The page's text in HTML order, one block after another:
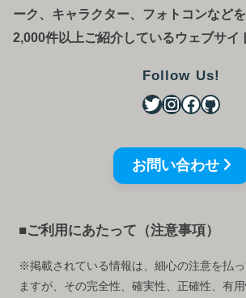
ーク、キャラクター、フォトコンなど
2,000件以上ご紹介しているウェブサイ
Follow Us!
お問い合わせ
■ご利用にあたって（注意事項）
※掲載されている情報は、細心の注意を払
ますが、その完全性、確実性、正確性、有